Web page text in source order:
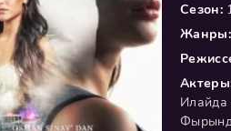
Сезон:
Жанры:
Илайда